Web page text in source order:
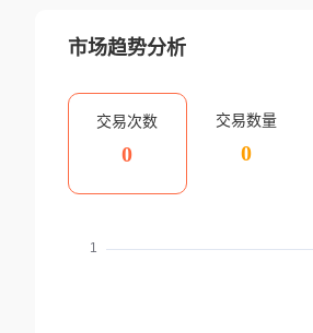
市场趋势分析
交易次数
0
交易数量
0